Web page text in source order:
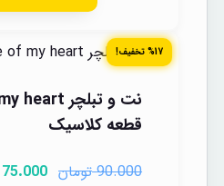
%17 تخفیف!
قطعه کلاسیک
90.000 تومان 75.000